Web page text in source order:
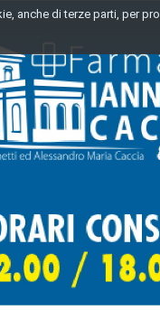
anche di terze parti, per